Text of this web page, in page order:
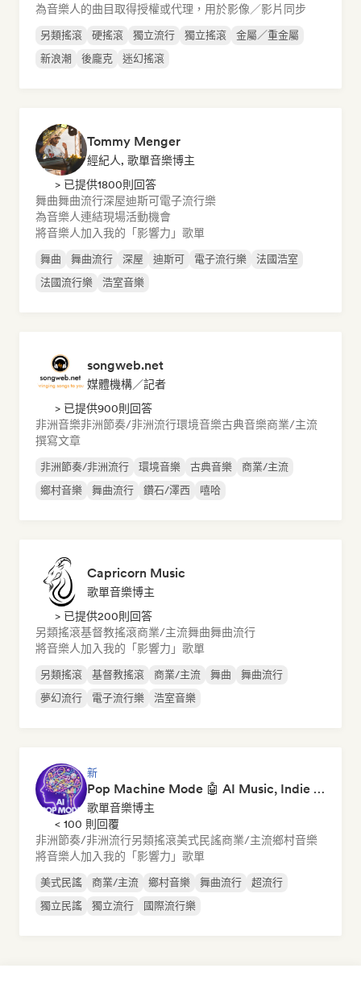
為音樂人的曲目取得授權或代理，用於影像／影片同步
另類搖滾 硬搖滾 獨立流行 獨立搖滾
金屬／重金屬
新浪潮
後龐克 迷幻搖滾
Tommy Menger
經紀人, 歌單音樂博主
> 已提供1800則回答
舞曲舞曲流行深屋迪斯可電子流行樂
為音樂人連結現場活動機會
將音樂人加入我的「影響力」歌單
舞曲 舞曲流行 深屋 迪斯可 電子流行樂
法國浩室
法國流行樂
浩室音樂
songweb.net
媒體機構／記者
> 已提供900則回答
非洲音樂非洲節奏/非洲流行環境音樂古典音樂商業/主流
撰寫文章
非洲節奏/非洲流行 環境音樂 古典音樂
商業/主流
鄉村音樂
舞曲流行 鑽石/澤西 嘻哈
Capricorn Music
歌單音樂博主
> 已提供200則回答
另類搖滾基督教搖滾商業/主流舞曲舞曲流行
將音樂人加入我的「影響力」歌單
另類搖滾 基督教搖滾 商業/主流 舞曲
舞曲流行
夢幻流行
電子流行樂 浩室音樂
新
Pop Machine Mode 🤖 AI Music, Indie Pop & Dream Pop
歌單音樂博主
< 100 則回覆
非洲節奏/非洲流行另類搖滾美式民謠商業/主流鄉村音樂
將音樂人加入我的「影響力」歌單
美式民謠 商業/主流 鄉村音樂 舞曲流行
超流行
獨立民謠
獨立流行 國際流行樂